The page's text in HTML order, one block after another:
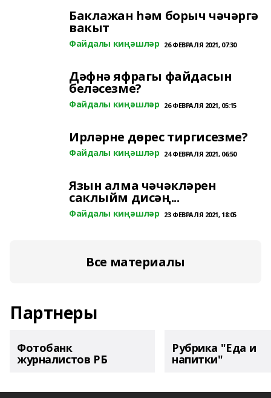
Баклажан һәм борыч чәчәргә
вакыт
Файдалы киңәшләр 26 ФЕВРАЛЯ 2021, 07:30
Дәфнә яфрагы файдасын
беләсезме?
Файдалы киңәшләр 26 ФЕВРАЛЯ 2021, 05:15
Ирләрне дөрес тиргисезме?
Файдалы киңәшләр 24 ФЕВРАЛЯ 2021, 06:50
Язын алма чәчәкләрен
саклыйм дисәң...
Файдалы киңәшләр 23 ФЕВРАЛЯ 2021, 18:05
Все материалы
Партнеры
Фотобанк
журналистов РБ
Рубрика "Еда и
напитки"